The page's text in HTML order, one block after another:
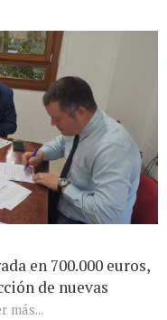
en 700.000 euros,
de nuevas
más...